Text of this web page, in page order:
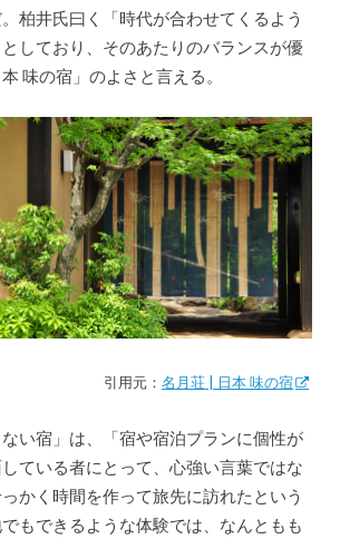
柏井氏曰く「時代が合わせてくるよう
しており、そのあたりのバランスが優
味の宿」のよさと言える。
引用元：名月荘 | 日本 味の宿
い宿」は、「宿や宿泊プランに個性が
ている者にとって、心強い言葉ではな
かく時間を作って旅先に訪れたという
もできるような体験では、なんともも